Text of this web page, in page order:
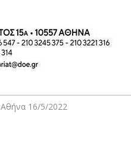
Αθήνα 16/5/2022